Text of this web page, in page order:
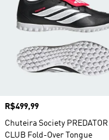
Preço
R$499,99
Chuteira Society PREDATOR
CLUB Fold-Over Tongue